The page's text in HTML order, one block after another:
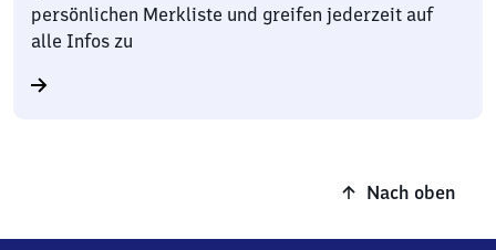
persönlichen Merkliste und greifen jederzeit auf
alle Infos zu
Nach oben